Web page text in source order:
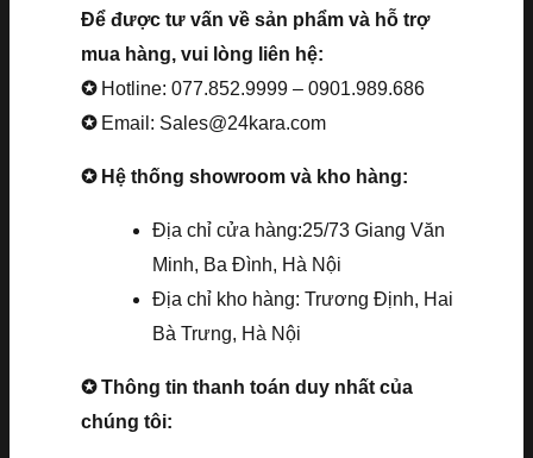
Để được tư vấn về sản phẩm và hỗ trợ
mua hàng, vui lòng liên hệ:
✪ Hotline: 077.852.9999 – 0901.989.686
✪ Email: Sales@24kara.com
✪ Hệ thống showroom và kho hàng:
Địa chỉ cửa hàng:25/73 Giang Văn
Minh, Ba Đình, Hà Nội
Địa chỉ kho hàng: Trương Định, Hai
Bà Trưng, Hà Nội
✪ Thông tin thanh toán duy nhất của
chúng tôi: